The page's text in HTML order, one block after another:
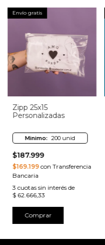
Envío gratis
Zipp 25x15
Personalizadas
Minimo: 200 unid
$187.999
$169.199con Transferencia
Bancaria
3 cuotas sin interés de
$ 62.666,33
Comprar